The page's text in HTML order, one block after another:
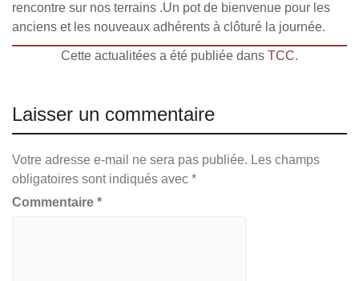
rencontre sur nos terrains .Un pot de bienvenue pour les
anciens et les nouveaux adhérents à clôturé la journée.
Cette actualitées a été publiée dans TCC.
Laisser un commentaire
Votre adresse e-mail ne sera pas publiée. Les champs
obligatoires sont indiqués avec *
Commentaire *